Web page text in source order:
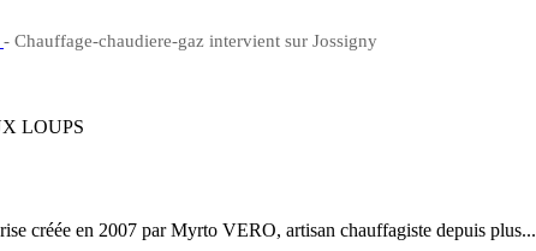
- Chauffage-chaudiere-gaz intervient sur Jossigny
LOUPS
créée en 2007 par Myrto VERO, artisan chauffagiste depuis plus...